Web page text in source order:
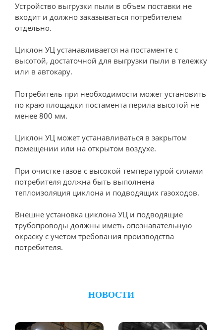
Устройство выгрузки пыли в объем поставки не
входит и должно заказываться потребителем
отдельно.
Циклон УЦ устанавливается на постаменте с
высотой, достаточной для выгрузки пыли в тележку
или в автокару.
Потребитель при необходимости может установить
по краю площадки постамента перила высотой не
менее 800 мм.
Циклон УЦ может устанавливаться в закрытом
помещении или на открытом воздухе.
При очистке газов с высокой температурой силами
потребителя должна быть выполнена
теплоизоляция циклона и подводящих газоходов.
Внешне установка циклона УЦ и подводящие
трубопроводы должны иметь опознавательную
окраску с учетом требования производства
потребителя.
НОВОСТИ